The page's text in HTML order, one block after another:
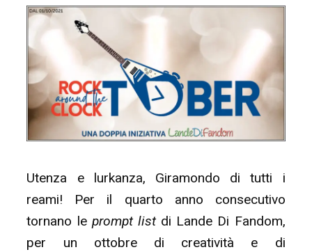
iniziative!”
Utenza e lurkanza, Giramondo di tutti i
reami! Per il quarto anno consecutivo
tornano le prompt listdi Lande Di Fandom,
per un ottobre di creatività e di